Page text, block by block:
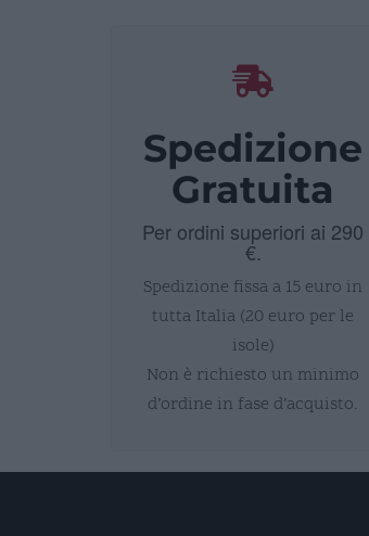
Spedizione
Gratuita
Per ordini superiori ai 290
€.
Spedizione fissa a 15 euro in
tutta Italia (20 euro per le
isole)
Non è richiesto un minimo
d’ordine in fase d’acquisto.